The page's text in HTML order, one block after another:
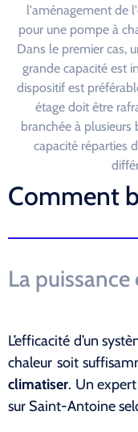
l'aménagement de
pour une pompe à
Dans le premier cas,
grande capacité est
dispositif est
étage doit être
branchée à
capacité réparties
Comment
La
L’efficacité d’un
chaleur soit
climatiser. Un
sur Saint-Antoine